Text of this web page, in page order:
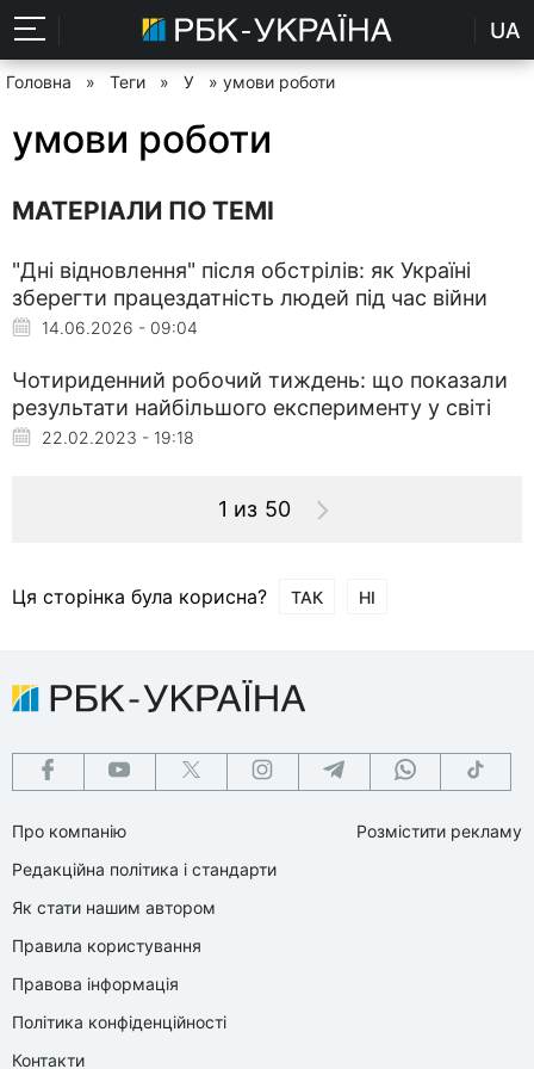
UA
Головна » Теги » У » умови роботи
умови роботи
МАТЕРІАЛИ ПО ТЕМІ
"Дні відновлення" після обстрілів: як Україні
зберегти працездатність людей під час війни
14.06.2026 - 09:04
Чотириденний робочий тиждень: що показали
результати найбільшого експерименту у світі
22.02.2023 - 19:18
1 из 50
Ця сторінка була корисна? ТАК НІ
Про компанію
Редакційна політика і стандарти
Як стати нашим автором
Правила користування
Правова інформація
Політика конфіденційності
Контакти
Розмістити рекламу